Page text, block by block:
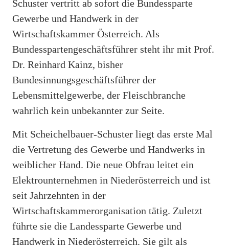
Schuster vertritt ab sofort die Bundessparte
Gewerbe und Handwerk in der
Wirtschaftskammer Österreich. Als
Bundesspartengeschäftsführer steht ihr mit Prof.
Dr. Reinhard Kainz, bisher
Bundesinnungsgeschäftsführer der
Lebensmittelgewerbe, der Fleischbranche
wahrlich kein unbekannter zur Seite.
Mit Scheichelbauer-Schuster liegt das erste Mal
die Vertretung des Gewerbe und Handwerks in
weiblicher Hand. Die neue Obfrau leitet ein
Elektrounternehmen in Niederösterreich und ist
seit Jahrzehnten in der
Wirtschaftskammerorganisation tätig. Zuletzt
führte sie die Landessparte Gewerbe und
Handwerk in Niederösterreich. Sie gilt als